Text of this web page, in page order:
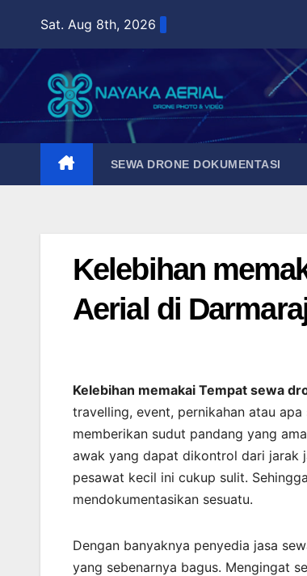
content
Sat. Aug 8th, 2026
SEWA DRONE DOKUMENTASI
Kelebihan
Aerial di
Kelebihan memakai Tempat sewa
travelling, event, pernikahan atau
memberikan sudut pandang yang
awak yang dapat dikontrol dari jarak
pesawat kecil ini cukup sulit.
mendokumentasikan sesuatu.
Dengan banyaknya penyedia jasa
yang sebenarnya bagus. Mengingat